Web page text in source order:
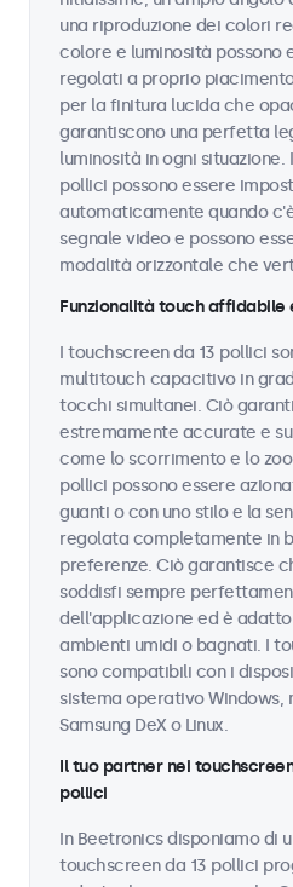
una riproduzione dei colori
colore e luminosità possono
regolati a proprio
per la finitura lucida che
garantiscono una perfetta
luminosità in ogni situazione.
pollici possono essere
automaticamente quando
segnale video e possono
modalità orizzontale che
Funzionalità touch affidabile
I touchscreen da 13 pollici
multitouch capacitivo in
tocchi simultanei. Ciò
estremamente accurate e
come lo scorrimento e lo
pollici possono essere
guanti o con uno stilo e la
regolata completamente in
preferenze. Ciò garantisce
soddisfi sempre
dell'applicazione ed è
ambienti umidi o bagnati. I
sono compatibili con i
sistema operativo Windows,
Samsung DeX o Linux.
Il tuo partner nei
pollici
In Beetronics disponiamo di
touchscreen da 13 pollici